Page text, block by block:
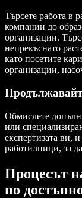
Търсете работа в
компании до
организации.
непрекъснато
като посетите
организации,
Обмислете
или
експертизата ви,
работилници, за
Процесът
по